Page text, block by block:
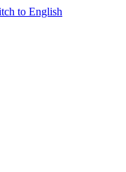
to English